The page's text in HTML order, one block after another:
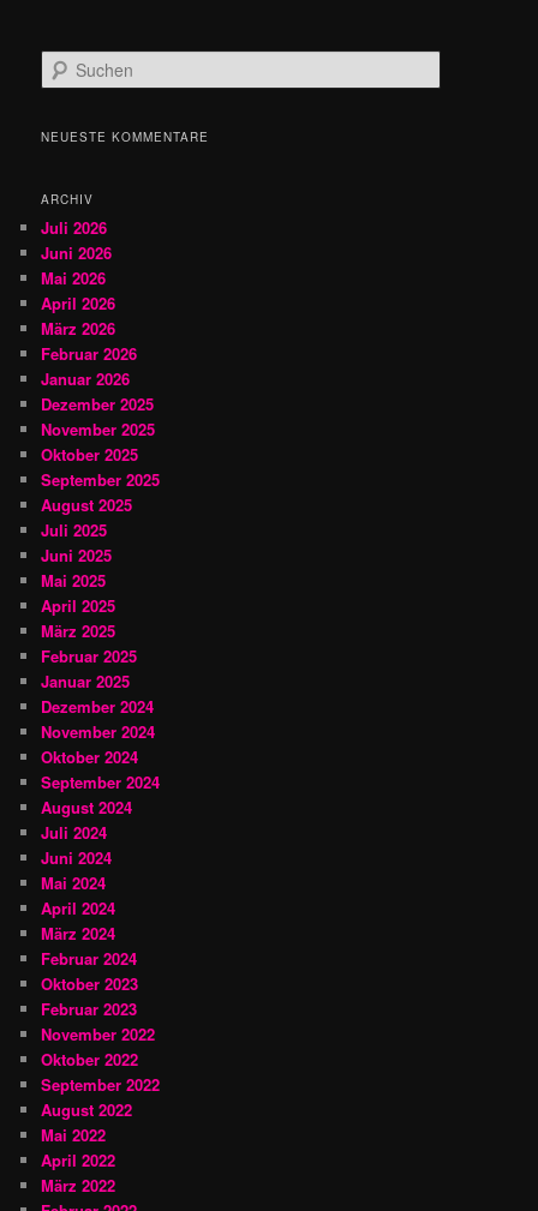
u
h
NEUESTE KOMMENTARE
ARCHIV
Juli 2026
Juni 2026
Mai 2026
April 2026
März 2026
Februar 2026
Januar 2026
Dezember 2025
November 2025
Oktober 2025
September 2025
August 2025
Juli 2025
Juni 2025
Mai 2025
April 2025
März 2025
Februar 2025
Januar 2025
Dezember 2024
November 2024
Oktober 2024
September 2024
August 2024
Juli 2024
Juni 2024
Mai 2024
April 2024
März 2024
Februar 2024
Oktober 2023
Februar 2023
November 2022
Oktober 2022
September 2022
August 2022
Mai 2022
April 2022
März 2022